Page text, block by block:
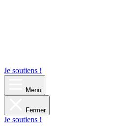
Je soutiens !
Menu
Fermer
Je soutiens !